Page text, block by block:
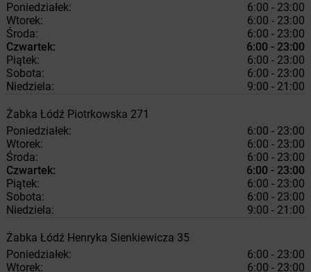
Poniedziałek:
6:00 - 23:00
Wtorek:
6:00 - 23:00
Środa:
6:00 - 23:00
Czwartek:
6:00 - 23:00
Piątek:
6:00 - 23:00
Sobota:
6:00 - 23:00
Niedziela:
9:00 - 21:00
Żabka Łódź Piotrkowska 271
Poniedziałek:
6:00 - 23:00
Wtorek:
6:00 - 23:00
Środa:
6:00 - 23:00
Czwartek:
6:00 - 23:00
Piątek:
6:00 - 23:00
Sobota:
6:00 - 23:00
Niedziela:
9:00 - 21:00
Żabka Łódź Henryka Sienkiewicza 35
Poniedziałek:
6:00 - 23:00
Wtorek:
6:00 - 23:00